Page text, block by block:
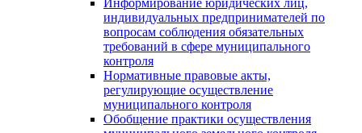
Информирование юридических лиц,
индивидуальных предпринимателей по
вопросам соблюдения обязательных
требований в сфере муниципального
контроля
Нормативные правовые акты,
регулирующие осуществление
муниципального контроля
Обобщение практики осуществления